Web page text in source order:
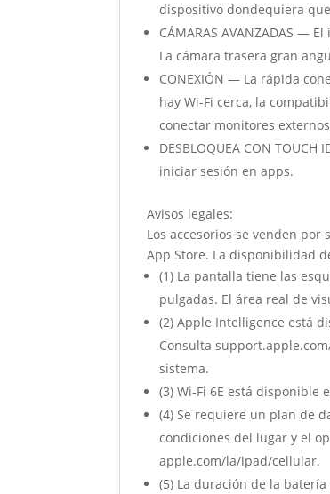
dispositivo dondequiera
CÁMARAS AVANZADAS —
La cámara trasera gran
CONEXIÓN — La rápida
hay Wi-Fi cerca, la
conectar monitores
DESBLOQUEA CON
iniciar sesión en apps.
Avisos legales:
Los accesorios se venden
App Store. La disponibilidad
(1) La pantalla tiene las
pulgadas. El área real de
(2) Apple Intelligence está
Consulta
sistema.
(3) Wi‐Fi 6E está
(4) Se requiere un plan de
condiciones del lugar y el
apple.com/la/ipad/cellular.
(5) La duración de la